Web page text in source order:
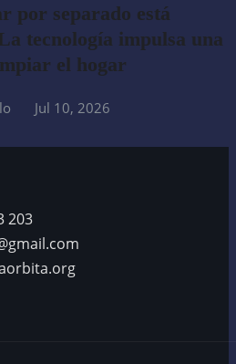
por separado está
tecnología impulsa una
el hogar
Jul 10, 2026
203